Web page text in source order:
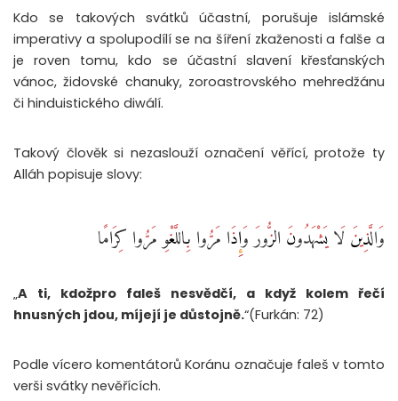
Kdo se takových svátků účastní, porušuje islámské
imperativy a spolupodílí se na šíření zkaženosti a falše a
je roven tomu, kdo se účastní slavení křesťanských
vánoc, židovské chanuky, zoroastrovského mehredžánu
či hinduistického diwálí.
Takový člověk si nezaslouží označení věřící, protože ty
Alláh popisuje slovy:
وَالَّذِينَ لَا يَشْهَدُونَ الزُّورَ وَإِذَا مَرُّوا بِاللَّغْوِ مَرُّوا كِرَامًا
„A ti, kdožpro faleš nesvědčí, a když kolem řečí
hnusných jdou, míjejí je důstojně.“(Furkán: 72)
Podle vícero komentátorů Koránu označuje faleš v tomto
verši svátky nevěřících.